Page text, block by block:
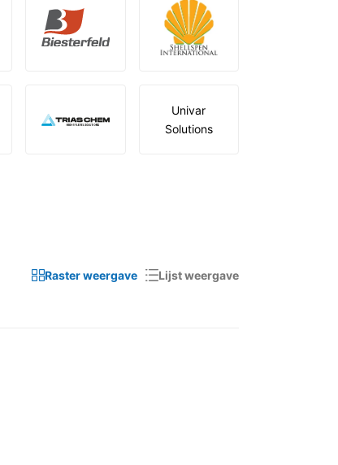
Univar
Solutions
Raster weergave Lijst weergave